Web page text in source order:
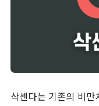
삭센다는 기존의 비